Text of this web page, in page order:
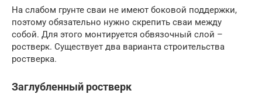
На слабом грунте сваи не имеют боковой поддержки,
поэтому обязательно нужно скрепить сваи между
собой. Для этого монтируется обвязочный слой –
ростверк. Существует два варианта строительства
ростверка.
Заглубленный ростверк